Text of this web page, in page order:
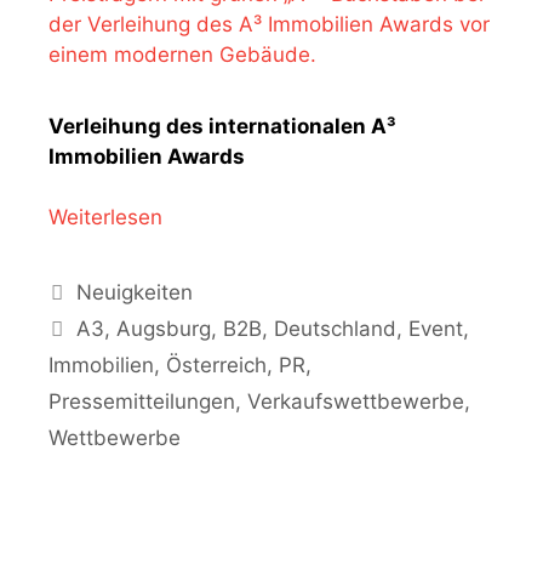
Verleihung des internationalen A³
Immobilien Awards
Weiterlesen
Kategorien
Neuigkeiten
Schlagwörter
A3,Augsburg, B2B, Deutschland, Event,
Immobilien, Österreich, PR,
Pressemitteilungen, Verkaufswettbewerbe,
Wettbewerbe